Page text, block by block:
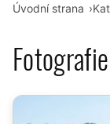
Úvodní strana
Fotografie